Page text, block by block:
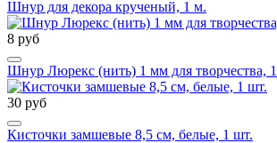
Шнур для декора крученый, 1 м.
8 руб
Шнур Люрекс (нить) 1 мм для творчества,
30 руб
Кисточки замшевые 8,5 см, белые, 1 шт.